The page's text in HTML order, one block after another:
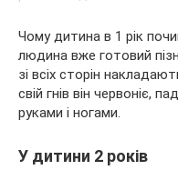
Чому дитина в 1 рік
людина вже готовий
зі всіх сторін
свій гнів він червоніє,
руками і ногами.
У дитини 2 років